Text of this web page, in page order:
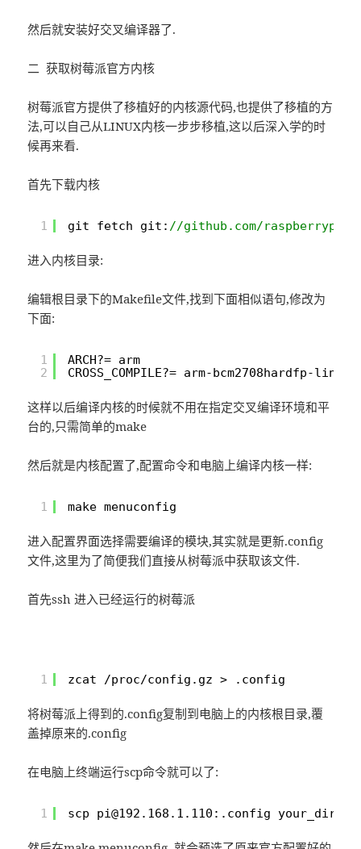
然后就安装好交叉编译器了.
二 获取树莓派官方内核
树莓派官方提供了移植好的内核源代码,也提供了移植的方
法,可以自己从LINUX内核一步步移植,这以后深入学的时
候再来看.
首先下载内核
1 git fetch git: //github.com/
进入内核目录:
编辑根目录下的Makefile文件,找到下面相似语句,修改为
下面:
1
2
ARCH?= arm
CROSS_COMPILE?= arm-bcm2708hardfp-
这样以后编译内核的时候就不用在指定交叉编译环境和平
台的,只需简单的make
然后就是内核配置了,配置命令和电脑上编译内核一样:
1 make menuconfig
进入配置界面选择需要编译的模块,其实就是更新.config
文件,这里为了简便我们直接从树莓派中获取该文件.
首先ssh 进入已经运行的树莓派
1 zcat /proc/config.gz > .config
将树莓派上得到的.config复制到电脑上的内核根目录,覆
盖掉原来的.config
在电脑上终端运行scp命令就可以了:
1 scp pi@192.168.1.110:.config your_dir